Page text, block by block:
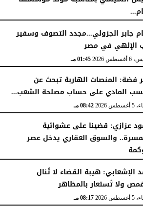
جابر الجزولي...مجدد التصوف وسفير
الإلهي في مصر
2026 01:45 مـ
فضة: المنصات الهاربة تبحث عن
المادي على حساب مصلحة الشعب...
2026 08:42 مـ
عزازي: قضينا على عشوائية
والسوق العقاري يدخل عصر
الإشعابي: هيبة القضاء لا تُنال
ولا تُستعار بالمظاهر
2026 08:17 مـ